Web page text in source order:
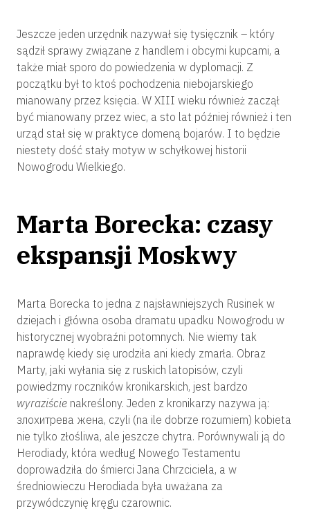
Jeszcze jeden urzędnik nazywał się tysięcznik – który
sądził sprawy związane z handlem i obcymi kupcami, a
także miał sporo do powiedzenia w dyplomacji. Z
początku był to ktoś pochodzenia niebojarskiego
mianowany przez księcia. W XIII wieku również zaczął
być mianowany przez wiec, a sto lat później również i ten
urząd stał się w praktyce domeną bojarów. I to będzie
niestety dość stały motyw w schyłkowej historii
Nowogrodu Wielkiego.
Marta Borecka: czasy
ekspansji Moskwy
Marta Borecka to jedna z najsławniejszych Rusinek w
dziejach i główna osoba dramatu upadku Nowogrodu w
historycznej wyobraźni potomnych. Nie wiemy tak
naprawdę kiedy się urodziła ani kiedy zmarła. Obraz
Marty, jaki wyłania się z ruskich latopisów, czyli
powiedzmy roczników kronikarskich, jest bardzo
wyraziście nakreślony. Jeden z kronikarzy nazywa ją:
злохитрева жена, czyli (na ile dobrze rozumiem) kobieta
nie tylko złośliwa, ale jeszcze chytra. Porównywali ją do
Herodiady, która według Nowego Testamentu
doprowadziła do śmierci Jana Chrzciciela, a w
średniowieczu Herodiada była uważana za
przywódczynię kręgu czarownic.